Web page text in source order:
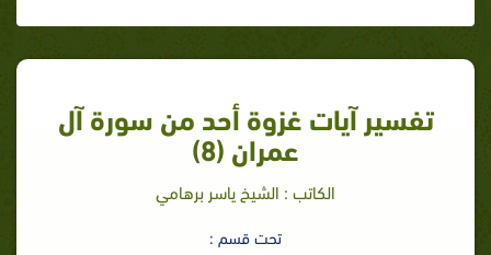
تفسير آيات غزوة أحد من سورة آل
عمران (8)
الكاتب : الشيخ ياسر برهامي
تحت قسم :